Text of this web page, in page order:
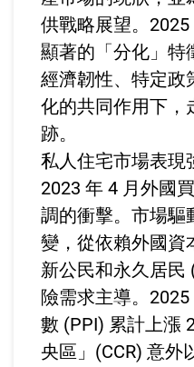
供戰略展望。
顯著的「分化」特
經濟韌性、特定政
化的共同作用下，
跡。
私人住宅市場表現
2023 年 4 月外國
調的衝擊。市場驅
變，從依賴外國資
新公民和永久居民
險需求主導。
數 (PPI) 累計上漲
央區」(CCR) 意外